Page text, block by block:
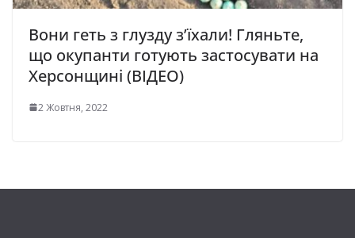
Вони геть з глузду з’їхали! Гляньте,
що окупанти готують застосувати на
Херсонщині (ВІДЕО)
2 Жовтня, 2022